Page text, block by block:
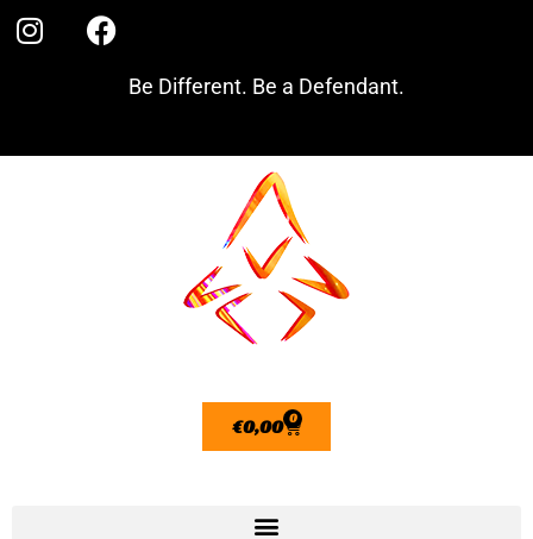
Be Different. Be a Defendant.
€0,00 0